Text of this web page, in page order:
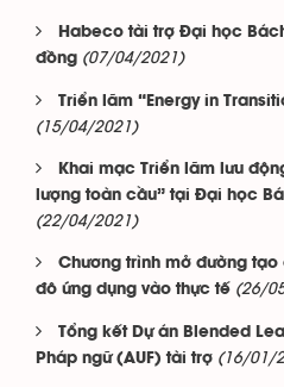
Habeco tài trợ Đại học
đồng (07/04/2021)
Triển lãm “Energy in
(15/04/2021)
Khai mạc Triển lãm lưu
lượng toàn cầu” tại Đại học
(22/04/2021)
Chương trình mở đường
đô ứng dụng vào thực tế (26/
Tổng kết Dự án Blended
Pháp ngữ (AUF) tài trợ (16/01/